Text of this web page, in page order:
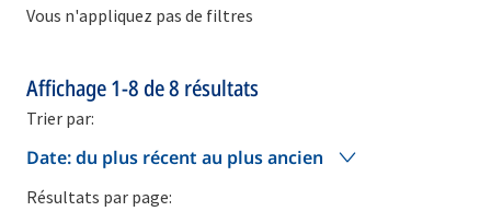
Vous n'appliquez pas de filtres
Affichage1-8de8 résultats
Trier par:
Date: du plus récent au plus ancien
Résultats par page: